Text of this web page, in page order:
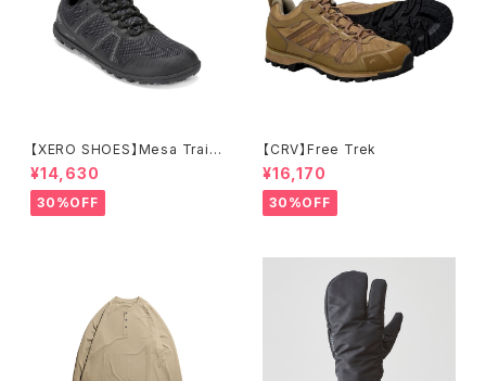
【XERO SHOES】Mesa Trail
WP (ブラック)
¥14,630
30%OFF
【CRV】Free Trek
¥16,170
30%OFF